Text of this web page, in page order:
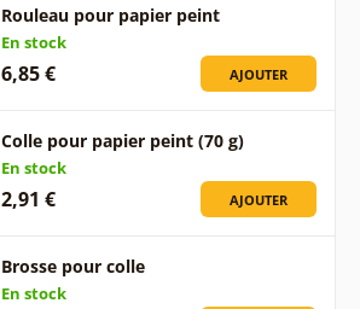
Rouleau pour papier peint
En stock
6,85 € AJOUTER
Colle pour papier peint (70 g)
En stock
2,91 € AJOUTER
Brosse pour colle
En stock